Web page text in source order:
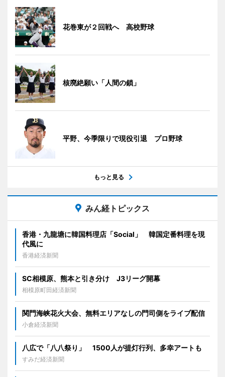
花巻東が２回戦へ 高校野球
核廃絶願い「人間の鎖」
平野、今季限りで現役引退 プロ野球
もっと見る
みん経トピックス
香港・九龍塘に韓国料理店「Social」 韓国定番料理を現
代風に
香港経済新聞
SC相模原、熊本と引き分け J3リーグ開幕
相模原町田経済新聞
関門海峡花火大会、無料エリアなしの門司側をライブ配信
小倉経済新聞
八広で「八八祭り」 1500人が提灯行列、多幸アートも
すみだ経済新聞